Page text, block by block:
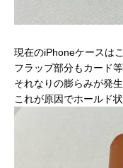
現在のiPhoneケースは
フラップ部分もカード
それなりの膨らみが発
これが原因でホールド